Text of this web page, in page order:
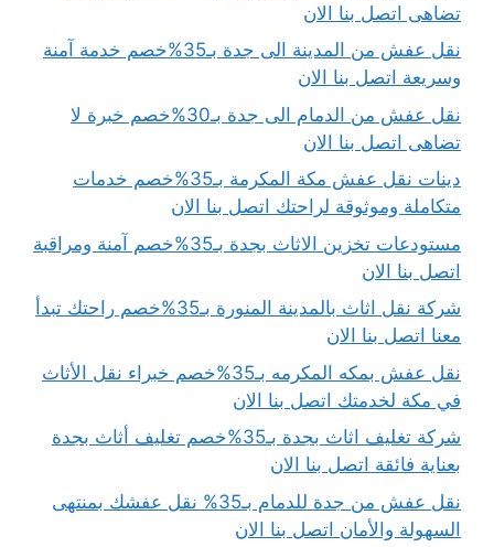
تضاهى اتصل بنا الان
نقل عفش من المدينة الى جدة بـ35%خصم خدمة آمنة
وسريعة اتصل بنا الان
نقل عفش من الدمام الى جدة بـ30%خصم خبرة لا
تضاهى اتصل بنا الان
دينات نقل عفش مكة المكرمة بـ35%خصم خدمات
متكاملة وموثوقة لراحتك اتصل بنا الان
مستودعات تخزين الاثاث بجدة بـ35%خصم آمنة ومراقبة
اتصل بنا الان
شركة نقل اثاث بالمدينة المنورة بـ35%خصم راحتك تبدأ
معنا اتصل بنا الان
نقل عفش بمكه المكرمه بـ35%خصم خبراء نقل الأثاث
في مكة لخدمتك اتصل بنا الان
شركة تغليف اثاث بجدة بـ35%خصم تغليف أثاث بجدة
بعناية فائقة اتصل بنا الان
نقل عفش من جدة للدمام بـ35% نقل عفشك بمنتهى
السهولة والأمان اتصل بنا الان